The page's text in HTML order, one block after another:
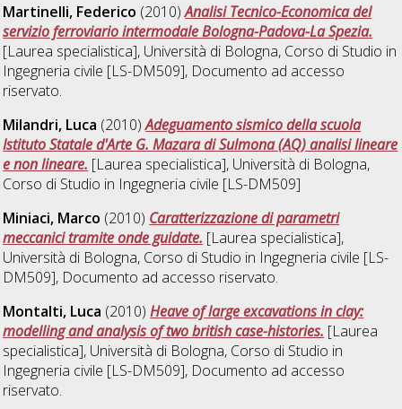
Martinelli, Federico (2010)Analisi Tecnico-Economica del
servizio ferroviario intermodale Bologna-Padova-La Spezia.
[Laurea specialistica], Università di Bologna, Corso di Studio in
Ingegneria civile [LS-DM509], Documento ad accesso
riservato.
Milandri, Luca (2010)Adeguamento sismico della scuola
Istituto Statale d'Arte G. Mazara di Sulmona (AQ) analisi lineare
e non lineare. [Laurea specialistica], Università di Bologna,
Corso di Studio in Ingegneria civile [LS-DM509]
Miniaci, Marco (2010) Caratterizzazione di parametri
meccanici tramite onde guidate. [Laurea specialistica],
Università di Bologna, Corso di Studio in Ingegneria civile [LS-
DM509], Documento ad accesso riservato.
Montalti, Luca (2010)Heave of large excavations in clay:
modelling and analysis of two british case-histories. [Laurea
specialistica], Università di Bologna, Corso di Studio in
Ingegneria civile [LS-DM509], Documento ad accesso
riservato.